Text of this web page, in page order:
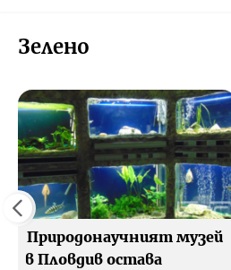
Зелено
Природонаучният музей
в Пловдив остава